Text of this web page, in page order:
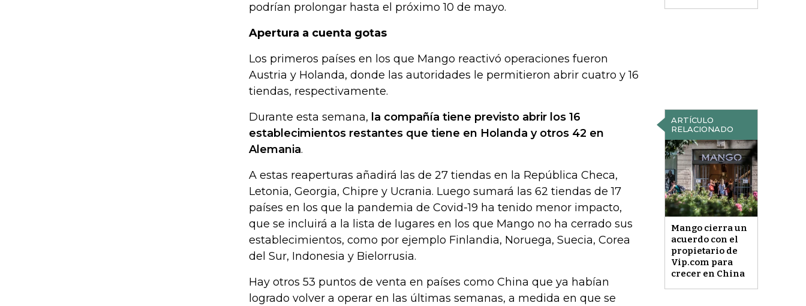
podrían prolongar hasta el próximo 10 de mayo.
Apertura a cuenta gotas
Los primeros países en los que Mango reactivó operaciones fueron
Austria y Holanda, donde las autoridades le permitieron abrir cuatro y 16
tiendas, respectivamente.
ARTÍCULO
RELACIONADO
Mango cierra un
acuerdo con el
propietario de
Vip.com para
crecer en China
Durante esta semana, la compañía tiene previsto abrir los 16
establecimientos restantes que tiene en Holanda y otros 42 en
Alemania.
A estas reaperturas añadirá las de 27 tiendas en la República Checa,
Letonia, Georgia, Chipre y Ucrania. Luego sumará las 62 tiendas de 17
países en los que la pandemia de Covid-19 ha tenido menor impacto,
que se incluirá a la lista de lugares en los que Mango no ha cerrado sus
establecimientos, como por ejemplo Finlandia, Noruega, Suecia, Corea
del Sur, Indonesia y Bielorrusia.
Hay otros 53 puntos de venta en países como China que ya habían
logrado volver a operar en las últimas semanas, a medida en que se